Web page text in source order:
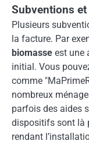
Subventions
Plusieurs
la facture. Par
biomasse est une
initial. Vous
comme
nombreux
parfois des aides
dispositifs sont là
rendant